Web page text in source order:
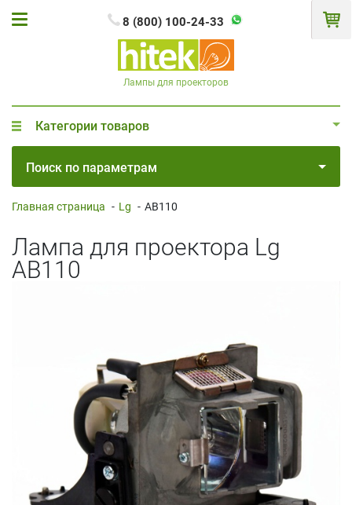
8 (800) 100-24-33
Лампы для проекторов
Категории товаров
Поиск по параметрам
Главная страница - Lg - AB110
Лампа для проектора Lg
AB110